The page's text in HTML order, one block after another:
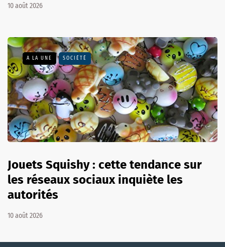
10 août 2026
A LA UNE SOCIÉTÉ
Jouets Squishy : cette tendance sur
les réseaux sociaux inquiète les
autorités
10 août 2026